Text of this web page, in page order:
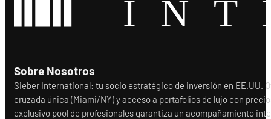
Sobre Nosotros
Sieber International: tu socio estratégico de inversión en EE.UU.
cruzada única (Miami/NY) y acceso a portafolios de lujo con
exclusivo pool de profesionales garantiza un acompañamiento